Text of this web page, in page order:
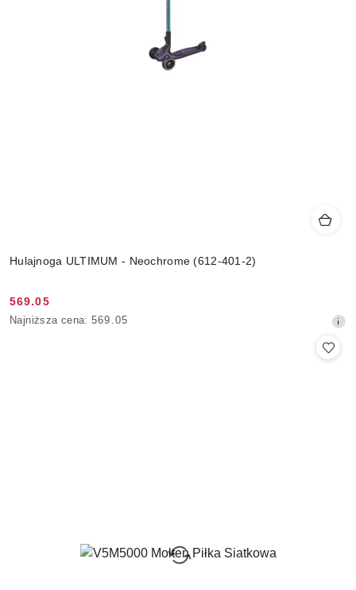
Hulajnoga ULTIMUM - Neochrome (612-401-2)
Cena
promocyjna:
569.05
Najniższa
Najniższa cena: 569.05